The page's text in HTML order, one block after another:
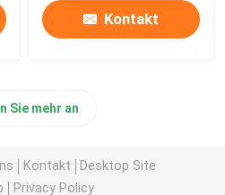
Kontakt
Sie mehr an
Kontakt
Desktop Site
Privacy Policy